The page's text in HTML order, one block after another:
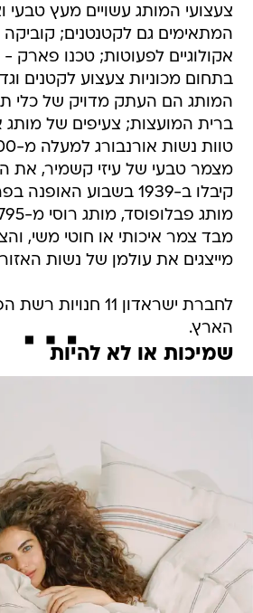
צעצועי המותג עשויים מעץ טבעי
המתאימים גם לקטנטנים;
אקולוגיים לפעוטות; טכנו פארק
בתחום מכוניות צעצוע לקטנים
המותג הם העתק מדויק של כלי
ברית המועצות; צעיפים של מותג
מצמר טבעי של עיזי קשמיר, את
קיבלו ב-1939 בשבוע
מבד צמר איכותי או חוטי משי,
מייצגים את עולמן של נשות
לחברת ישראדון 11
הארץ.
שמיכות או לא להיות